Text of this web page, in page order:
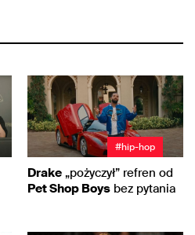
#hip-hop
Drake „pożyczył” refren od
Pet Shop Boys bez pytania